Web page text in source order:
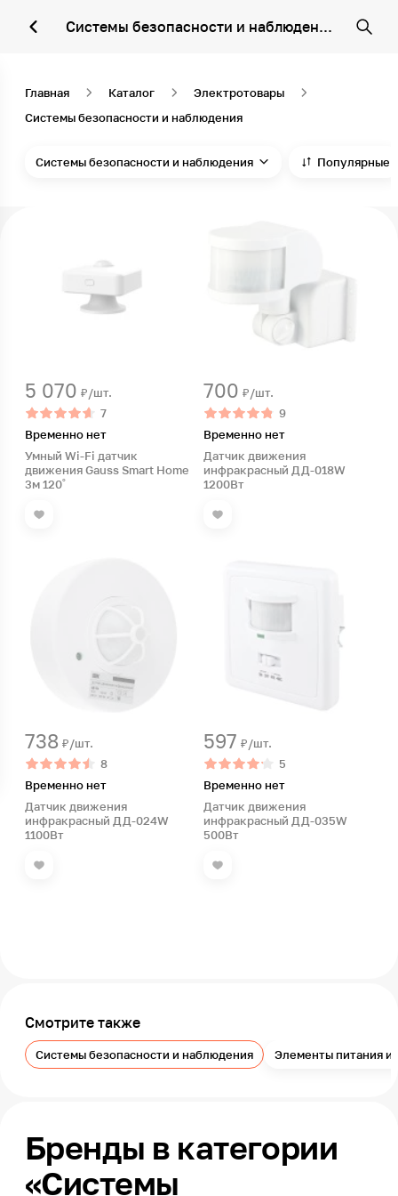
Системы безопасности и наблюдения
Главная Каталог
Электротовары
Системы безопасности и наблюдения
Системы безопасности и наблюдения Популярные
5 070 ₽/шт.
7
Временно нет
Умный Wi-Fi датчик
движения Gauss Smart Home
3м 120˚
700 ₽/шт.
9
Временно нет
Датчик движения
инфракрасный ДД-018W
1200Вт
738 ₽/шт.
8
Временно нет
Датчик движения
инфракрасный ДД-024W
1100Вт
597 ₽/шт.
5
Временно нет
Датчик движения
инфракрасный ДД-035W
500Вт
Смотрите также
Системы безопасности и наблюдения Элементы питания и
Бренды в категории
«Системы